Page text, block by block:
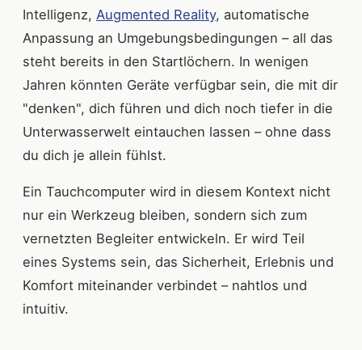
Intelligenz, Augmented Reality, automatische
Anpassung an Umgebungsbedingungen – all das
steht bereits in den Startlöchern. In wenigen
Jahren könnten Geräte verfügbar sein, die mit dir
"denken", dich führen und dich noch tiefer in die
Unterwasserwelt eintauchen lassen – ohne dass
du dich je allein fühlst.
Ein Tauchcomputer wird in diesem Kontext nicht
nur ein Werkzeug bleiben, sondern sich zum
vernetzten Begleiter entwickeln. Er wird Teil
eines Systems sein, das Sicherheit, Erlebnis und
Komfort miteinander verbindet – nahtlos und
intuitiv.